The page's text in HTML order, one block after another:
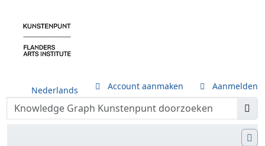
Nederlands Account aanmaken Aanmelden